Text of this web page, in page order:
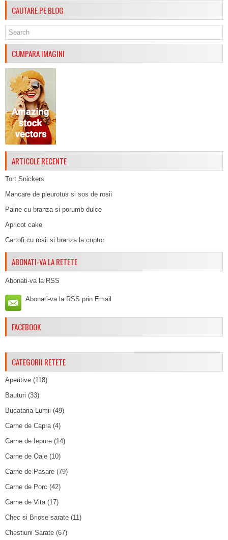
CAUTARE PE BLOG
CUMPARA IMAGINI
ARTICOLE RECENTE
Tort Snickers
Mancare de pleurotus si sos de rosii
Paine cu branza si porumb dulce
Apricot cake
Cartofi cu rosii si branza la cuptor
ABONATI-VA LA RETETE
Abonati-va la RSS
Abonati-va la RSS prin Email
FACEBOOK
CATEGORII RETETE
Aperitive (118)
Bauturi (33)
Bucataria Lumii (49)
Carne de Capra(4)
Carne de Iepure (14)
Carne de Oaie (10)
Carne de Pasare (79)
Carne de Porc (42)
Carne de Vita(17)
Chec si Briose sarate (11)
Chestiuni Sarate (67)